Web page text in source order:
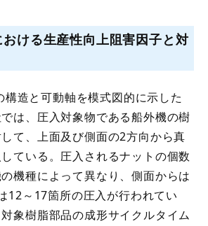
おける生産性向上阻害因子と対
造と可動軸を模式図的に示した
は、圧入対象物である船外機の樹
て、上面及び側面の2方向から真
ている。圧入されるナットの個数
機種によって異なり、側面からは
12～17箇所の圧入が行われてい
象樹脂部品の成形サイクルタイム